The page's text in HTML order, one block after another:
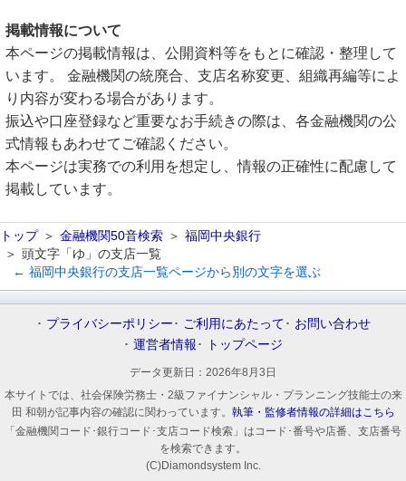
掲載情報について
本ページの掲載情報は、公開資料等をもとに確認・整理して
います。 金融機関の統廃合、支店名称変更、組織再編等によ
り内容が変わる場合があります。
振込や口座登録など重要なお手続きの際は、各金融機関の公
式情報もあわせてご確認ください。
本ページは実務での利用を想定し、情報の正確性に配慮して
掲載しています。
トップ 金融機関50音検索
福岡中央銀行
頭文字「ゆ」の支店一覧
← 福岡中央銀行の支店一覧ページから別の文字を選ぶ
プライバシーポリシー ご利用にあたって
お問い合わせ
運営者情報
トップページ
データ更新日： 2026年8月3日
本サイトでは、社会保険労務士・2級ファイナンシャル・プランニング技能士の来
田 和朝が記事内容の確認に関わっています。 執筆・監修者情報の詳細はこちら
「金融機関コード･銀行コード･支店コード検索」はコード･番号や店番、支店番号
を検索できます。
(C)Diamondsystem Inc.